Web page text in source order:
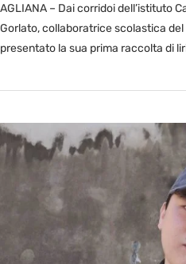
AGLIANA – Dai corridoi dell’istituto
Gorlato, collaboratrice scolastica del
presentato la sua prima raccolta di